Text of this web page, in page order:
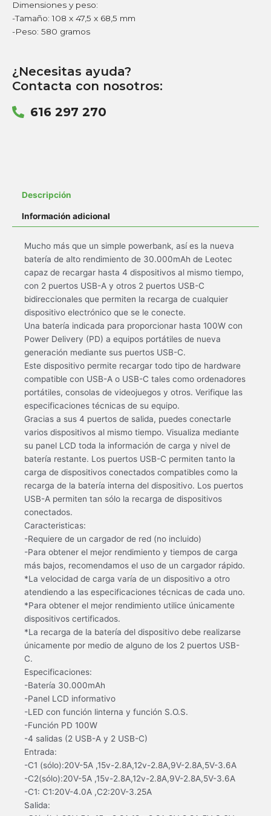
Dimensiones y peso:
-Tamaño: 108 x 47,5 x 68,5 mm
-Peso: 580 gramos
¿Necesitas ayuda?
Contacta con nosotros:
616 297 270
Descripción
Información adicional
Mucho más que un simple powerbank, así es la nueva
batería de alto rendimiento de 30.000mAh de Leotec
capaz de recargar hasta 4 dispositivos al mismo tiempo,
con 2 puertos USB-A y otros 2 puertos USB-C
bidireccionales que permiten la recarga de cualquier
dispositivo electrónico que se le conecte.
Una batería indicada para proporcionar hasta 100W con
Power Delivery (PD) a equipos portátiles de nueva
generación mediante sus puertos USB-C.
Este dispositivo permite recargar todo tipo de hardware
compatible con USB-A o USB-C tales como ordenadores
portátiles, consolas de videojuegos y otros. Verifique las
especificaciones técnicas de su equipo.
Gracias a sus 4 puertos de salida, puedes conectarle
varios dispositivos al mismo tiempo. Visualiza mediante
su panel LCD toda la información de carga y nivel de
batería restante. Los puertos USB-C permiten tanto la
carga de dispositivos conectados compatibles como la
recarga de la batería interna del dispositivo. Los puertos
USB-A permiten tan sólo la recarga de dispositivos
conectados.
Caracteristicas:
-Requiere de un cargador de red (no incluido)
-Para obtener el mejor rendimiento y tiempos de carga
más bajos, recomendamos el uso de un cargador rápido.
*La velocidad de carga varía de un dispositivo a otro
atendiendo a las especificaciones técnicas de cada uno.
*Para obtener el mejor rendimiento utilice únicamente
dispositivos certificados.
*La recarga de la batería del dispositivo debe realizarse
únicamente por medio de alguno de los 2 puertos USB-
C.
Especificaciones:
-Batería 30.000mAh
-Panel LCD informativo
-LED con función linterna y función S.O.S.
-Función PD 100W
-4 salidas (2 USB-A y 2 USB-C)
Entrada:
-C1 (sólo):20V-5A ,15v-2.8A,12v-2.8A,9V-2.8A,5V-3.6A
-C2(sólo):20V-5A ,15v-2.8A,12v-2.8A,9V-2.8A,5V-3.6A
-C1: C1:20V-4.0A ,C2:20V-3.25A
Salida: